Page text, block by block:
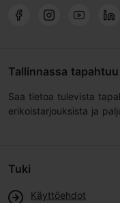
Tallinnassa tapahtuu
Saa tietoa tulevista
erikoistarjouksista ja
Tuki
Käyttöehdot